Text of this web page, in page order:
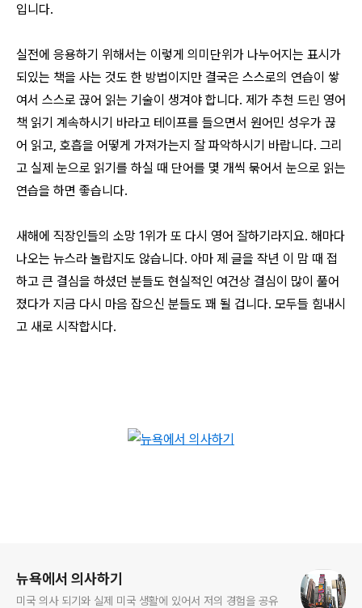
입니다.
실전에 응용하기 위해서는 이렇게 의미단위가 나누어지는 표시가
되있는 책을 사는 것도 한 방법이지만 결국은 스스로의 연습이 쌓
여서 스스로 끊어 읽는 기술이 생겨야 합니다. 제가 추천 드린 영어
책 읽기 계속하시기 바라고 테이프를 들으면서 원어민 성우가 끊
어 읽고, 호흡을 어떻게 가져가는지 잘 파악하시기 바랍니다. 그리
고 실제 눈으로 읽기를 하실 때 단어를 몇 개씩 묶어서 눈으로 읽는
연습을 하면 좋습니다.
새해에 직장인들의 소망 1위가 또 다시 영어 잘하기라지요. 해마다
나오는 뉴스라 놀랍지도 않습니다. 아마 제 글을 작년 이 맘 때 접
하고 큰 결심을 하셨던 분들도 현실적인 여건상 결심이 많이 풀어
졌다가 지금 다시 마음 잡으신 분들도 꽤 될 겁니다. 모두들 힘내시
고 새로 시작합시다.
뉴욕에서 의사하기
미국 의사 되기와 실제 미국 생활에 있어서 저의 경험을 공유